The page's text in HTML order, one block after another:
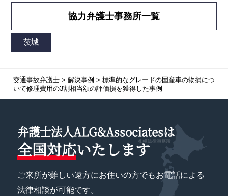
協力弁護士事務所一覧
交通事故弁護士> 解決事例 > 標準的なグレードの国産車の物損につ
いて修理費用の3割相当額の評価損を獲得した事例
弁護士法人ALG&Associatesは
全国対応いたします
ご来所が難しい遠方にお住いの方でもお電話による
法律相談が可能です。